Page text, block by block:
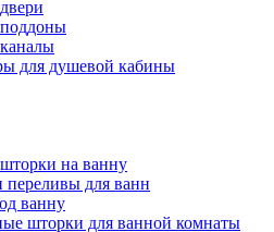
для душевой кабины
на ванну
для ванн
ванну
шторки для ванной комнаты